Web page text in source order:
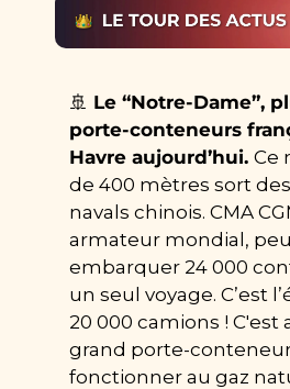
🚢 Le “Notre-Dame”,
porte-conteneurs
Havre aujourd’hui. Ce
de 400 mètres sort
navals chinois. CMA
armateur mondial,
embarquer 24 000
un seul voyage. C’est
20 000 camions ! C'est
grand porte-
fonctionner au gaz